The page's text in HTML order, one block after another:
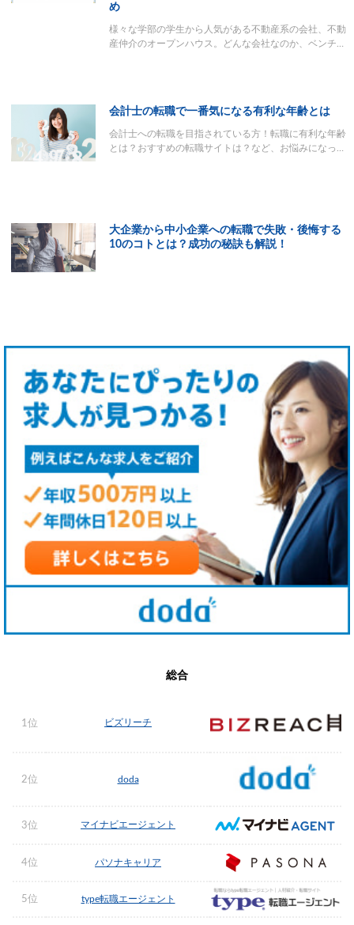
め
様々な学部の学生から人気がある不動産系の会社、不動
産仲介のオープンハウス。どんな会社なのか、ベンチ…
会計士の転職で一番気になる有利な年齢とは
会計士への転職を目指されている方！転職に有利な年齢
とは？おすすめの転職サイトは？など、お悩みになっ…
大企業から中小企業への転職で失敗・後悔する
10のコトとは？成功の秘訣も解説！
総合
1位 ビズリーチ
2位 doda
3位 マイナビエージェント
4位 パソナキャリア
5位 type転職エージェント